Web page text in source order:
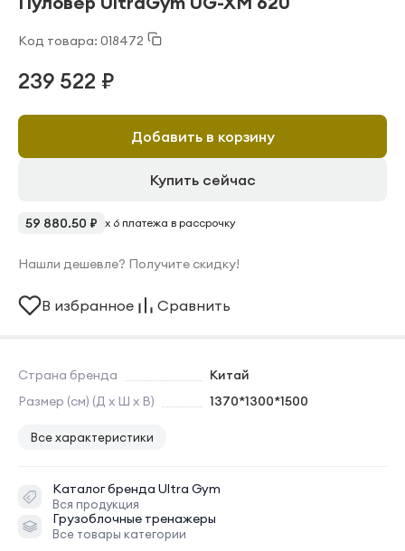
Код товара: 018472
Страна бренда
Китай
Размер (см) (Д х Ш х В)
1370*1300*1500
Все характеристики
Каталог бренда Ultra Gym
Вся продукция
Грузоблочные тренажеры
Все товары категории
239 522 ₽
Добавить в корзину
Купить сейчас
59 880.50 ₽ x 6 платежа в рассрочку
Нашли дешевле? Получите скидку!
В избранное Сравнить